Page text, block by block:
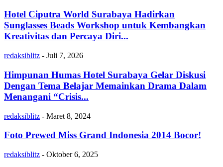
Hotel Ciputra World Surabaya Hadirkan
Sunglasses Beads Workshop untuk Kembangkan
Kreativitas dan Percaya Diri...
redaksiblitz - Juli 7, 2026
Himpunan Humas Hotel Surabaya Gelar Diskusi
Dengan Tema Belajar Memainkan Drama Dalam
Menangani “Crisis...
redaksiblitz - Maret 8, 2024
Foto Prewed Miss Grand Indonesia 2014 Bocor!
redaksiblitz - Oktober 6, 2025